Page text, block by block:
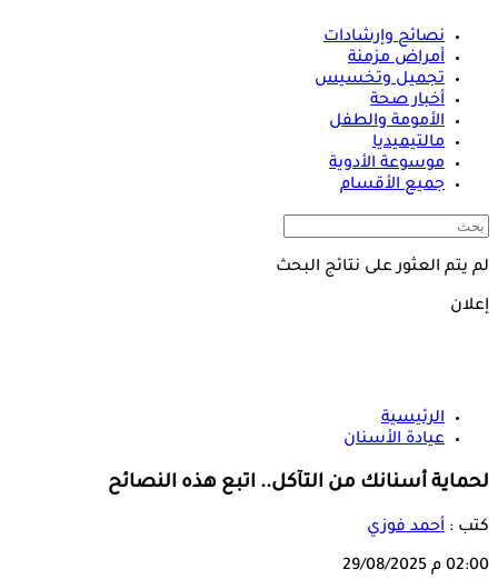
نصائح وإرشادات
أمراض مزمنة
تجميل وتخسيس
أخبار صحة
الأمومة والطفل
مالتيميديا
موسوعة الأدوية
جميع الأقسام
لم يتم العثور على نتائج البحث
إعلان
الرئيسية
عيادة الأسنان
لحماية أسنانك من التآكل.. اتبع هذه النصائح
كتب : أحمد فوزي
02:00 م 29/08/2025